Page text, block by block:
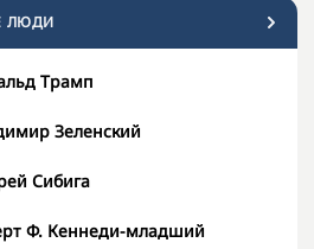
ЛЮДИ
Трамп
Зеленский
Сибига
Ф. Кеннеди-младший